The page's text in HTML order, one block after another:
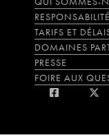
TARIFS ET
DOMAINES
PRESSE
FOIRE AUX